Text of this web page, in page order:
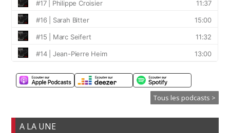
Tous les podcasts >
A LA UNE